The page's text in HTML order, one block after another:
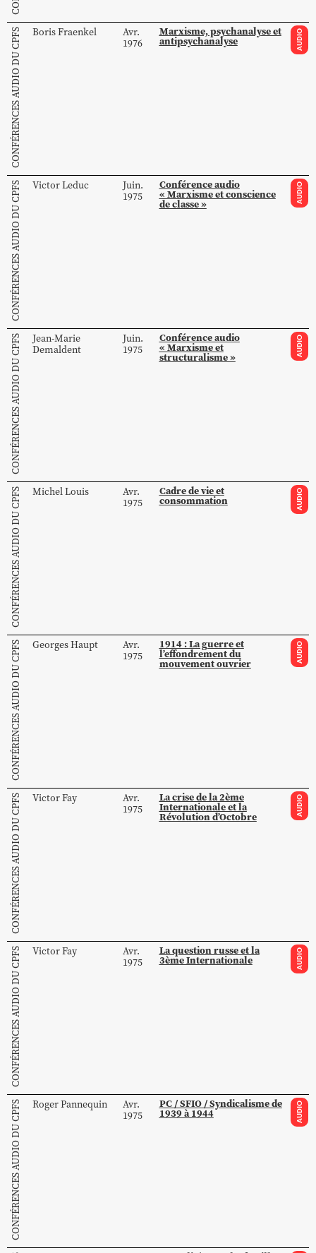
CONFÉRENCES AUDIO DU CPFS BorisFraenkel
Avr.
1976
Marxisme, psychanalyse et
antipsychanalyse AUDIO
CONFÉRENCES AUDIO DU CPFS VictorLeduc
Juin.
1975
Conférence audio
« Marxisme et conscience
de classe » AUDIO
CONFÉRENCES AUDIO DU CPFS
Jean-Marie
Demaldent
Juin.
1975
Conférence audio
« Marxisme et
structuralisme » AUDIO
CONFÉRENCES AUDIO DU CPFS MichelLouis
Avr.
1975
Cadre de vie et
consommation AUDIO
CONFÉRENCES AUDIO DU CPFS GeorgesHaupt
Avr.
1975
1914 : La guerre et
l’effondrement du
mouvement ouvrier AUDIO
CONFÉRENCES AUDIO DU CPFS VictorFay
Avr.
1975
La crise de la 2ème
Internationale et la
Révolution d’Octobre AUDIO
CONFÉRENCES AUDIO DU CPFS VictorFay
Avr.
1975
La question russe et la
3ème Internationale AUDIO
CONFÉRENCES AUDIO DU CPFS RogerPannequin
Avr.
1975
PC / SFIO / Syndicalisme de
1939 à 1944 AUDIO